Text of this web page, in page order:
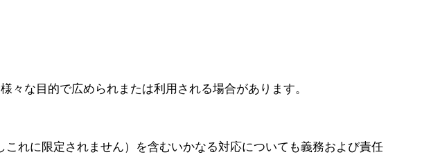
な目的で広められまたは利用される場合があります。
れに限定されません）を含むいかなる対応についても義務および責任